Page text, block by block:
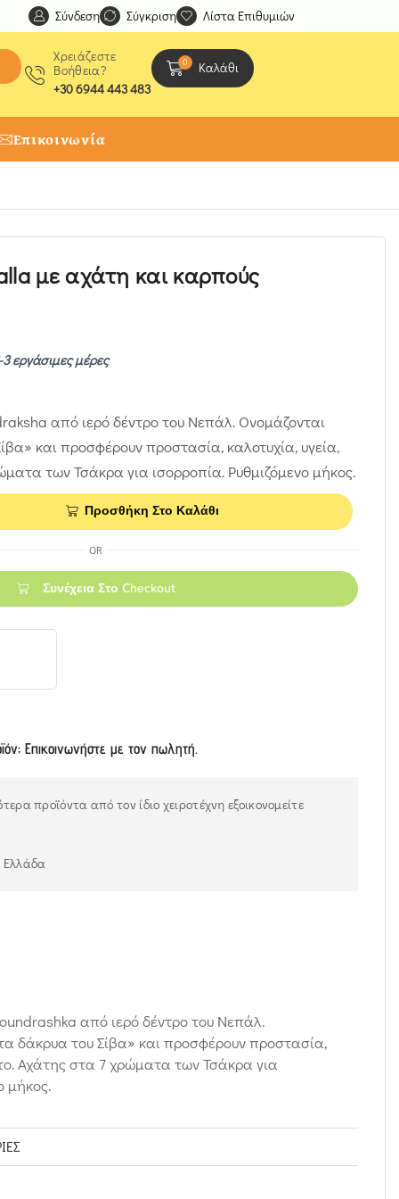
Ανακαλύψτε μοναδικές δημιουργίες από τους
Σύνδεση Σύγκριση Λίστα Επιθυμιών
Χρειάζεστε
Βοήθεια?
+30 6944 443 483
0 Καλάθι
Επικοινωνία
με αχάτη και καρπούς
εργάσιμες μέρες
από ιερό δέντρο του Νεπάλ. Ονομάζονται
και προσφέρουν προστασία, καλοτυχία, υγεία,
των Τσάκρα για ισορροπία. Ρυθμιζόμενο μήκος.
Προσθήκη Στο Καλάθι
OR
Συνέχεια Στο Checkout
Επικοινωνήστε με τον πωλητή.
προϊόντα από τον ίδιο χειροτέχνη εξοικονομείτε
Ελλάδα
από ιερό δέντρο του Νεπάλ.
δάκρυα του Σίβα» και προσφέρουν προστασία,
Αχάτης στα 7 χρώματα των Τσάκρα για
μήκος.